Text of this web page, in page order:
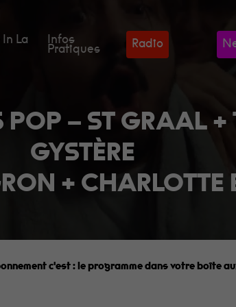
La Infos
Pratiques Radio
POP – ST GRAAL
GYSTÈRE
+ CHARLOTTE
c'est : le programme dans votre boîte
des goodies et des cadeaux